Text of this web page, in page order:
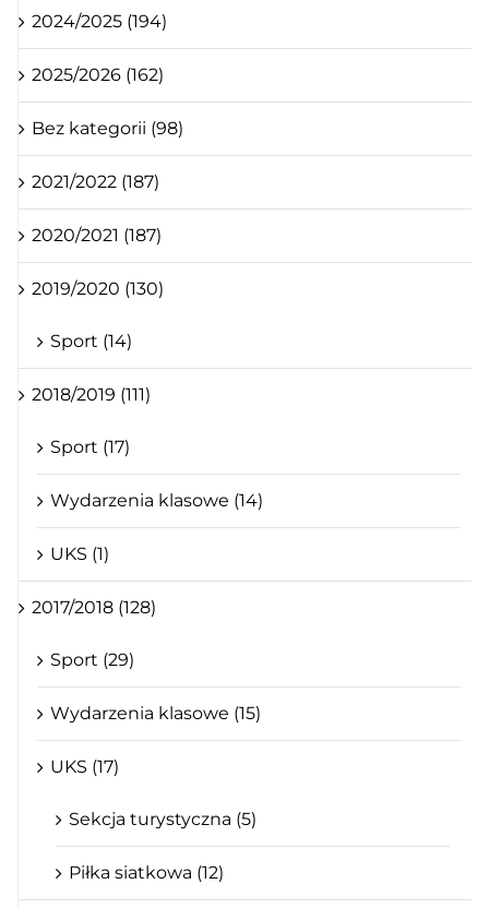
2024/2025 (194)
2025/2026 (162)
Bez kategorii (98)
2021/2022 (187)
2020/2021 (187)
2019/2020 (130)
Sport (14)
2018/2019 (111)
Sport (17)
Wydarzenia klasowe (14)
UKS (1)
2017/2018 (128)
Sport (29)
Wydarzenia klasowe (15)
UKS (17)
Sekcja turystyczna (5)
Piłka siatkowa (12)